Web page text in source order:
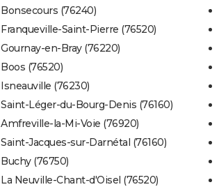
Bonsecours (76240)
Franqueville-Saint-Pierre (76520)
Gournay-en-Bray (76220)
Boos (76520)
Isneauville (76230)
Saint-Léger-du-Bourg-Denis (76160)
Amfreville-la-Mi-Voie (76920)
Saint-Jacques-sur-Darnétal (76160)
Buchy (76750)
La Neuville-Chant-d'Oisel (76520)